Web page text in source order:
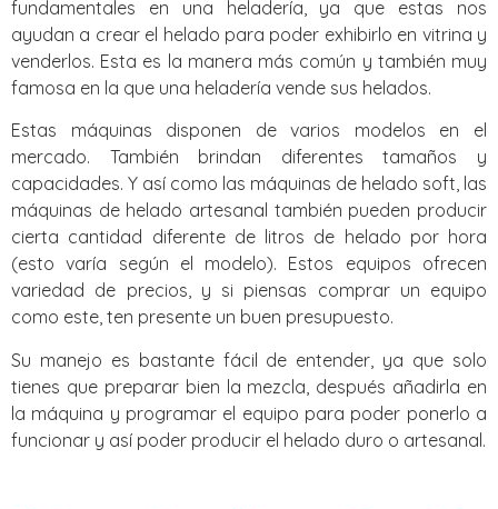
fundamentales en una heladería, ya que estas nos
ayudan a crear el helado para poder exhibirlo en vitrina y
venderlos. Esta es la manera más común y también muy
famosa en la que una heladería vende sus helados.
Estas máquinas disponen de varios modelos en el
mercado. También brindan diferentes tamaños y
capacidades. Y así como las máquinas de helado soft, las
máquinas de helado artesanal también pueden producir
cierta cantidad diferente de litros de helado por hora
(esto varía según el modelo). Estos equipos ofrecen
variedad de precios, y si piensas comprar un equipo
como este, ten presente un buen presupuesto.
Su manejo es bastante fácil de entender, ya que solo
tienes que preparar bien la mezcla, después añadirla en
la máquina y programar el equipo para poder ponerlo a
funcionar y así poder producir el helado duro o artesanal.